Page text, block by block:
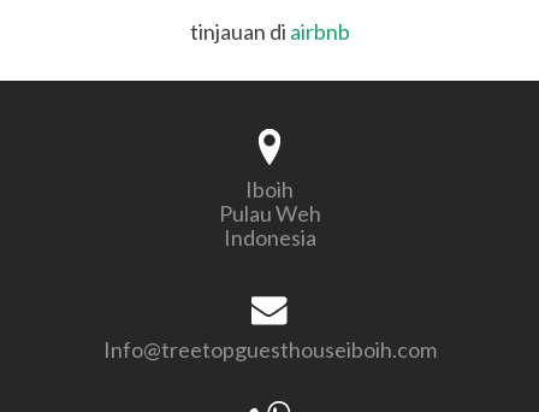
tinjauan di airbnb
Iboih
Pulau Weh
Indonesia
Info@treetopguesthouseiboih.com